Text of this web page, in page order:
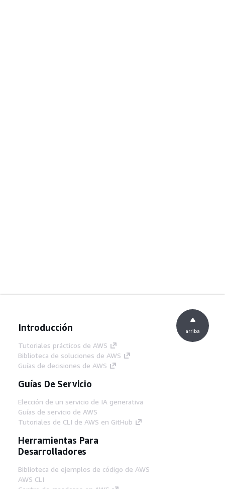
Introducción
Tutoriales prácticos de AWS
Biblioteca de soluciones de AWS
Guías de decisiones de AWS
Guías De Servicio
Elección de un servicio de IA generativa
Guías de servicio de AWS
Tutoriales de CLI de AWS en GitHub
Herramientas Para
Desarrolladores
Biblioteca de ejemplos de código de AWS
AWS CLI
arriba